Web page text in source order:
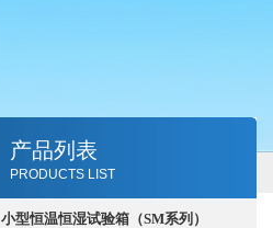
产品列表
PRODUCTS LIST
小型恒温恒湿试验箱（SM系列）